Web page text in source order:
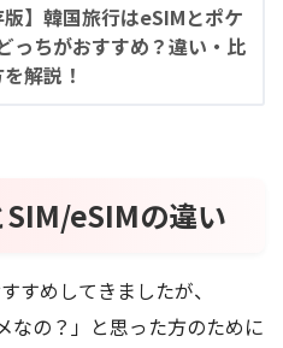
版】韓国旅行はeSIMとポケ
っちがおすすめ？違い・比
解説！
eSIMの違い
すめしてきましたが、
なの？」と思った方のために